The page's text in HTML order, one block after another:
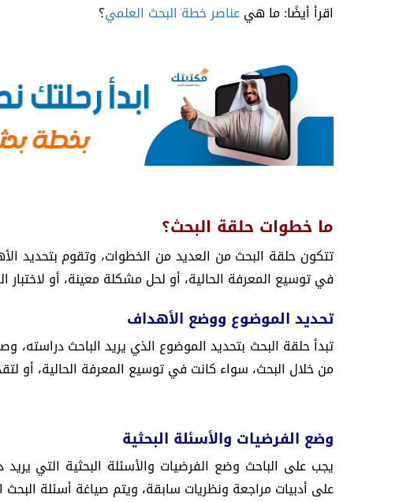
اقرأ أيضًا: ما هيعناصر خطة البحث العلمي؟
ما خطوات حلقة البحث؟
تتكون حلقة البحث من العديد من الخطوات، وتقوم بتحديد
في توسيع المعرفة الحالية، أو لحل مشكلة معينة، أو
تحديد الموضوع ووضع الأهداف
تبدأ حلقة البحث بتحديد الموضوع الذي يريد الباحث دراسته،
من خلال البحث، سواء كانت في توسيع المعرفة الحالية، أو
وضع الفرضيات والأسئلة البحثية
يجب على الباحث وضع الفرضيات والأسئلة البحثية التي
على أدبيات مراجعة ونظريات سابقة، ويتم صياغة أسئلة البحث